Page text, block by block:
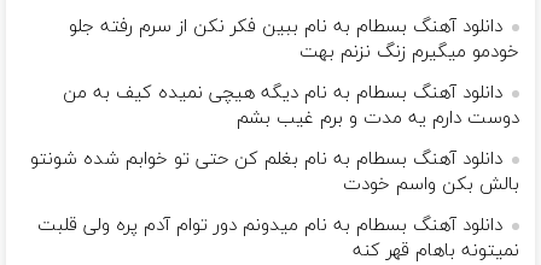
دانلود آهنگ بسطام به نام ببین فکر نکن از سرم رفته جلو
خودمو میگیرم زنگ نزنم بهت
دانلود آهنگ بسطام به نام دیگه هیچی نمیده کیف به من
دوست دارم یه مدت و برم غیب بشم
دانلود آهنگ بسطام به نام بغلم کن حتی تو خوابم شده شونتو
بالش بکن واسم خودت
دانلود آهنگ بسطام به نام میدونم دور توام آدم پره ولی قلبت
نمیتونه باهام قهر کنه